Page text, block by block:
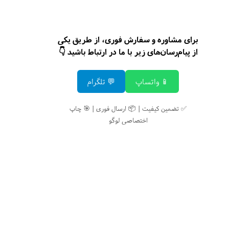
برای مشاوره و سفارش فوری، از طریق یکی
از پیام‌رسان‌های زیر با ما در ارتباط باشید 👇
📱 واتساپ 💬 تلگرام
✅ تضمین کیفیت | 📦 ارسال فوری | 🎯 چاپ
اختصاصی لوگو